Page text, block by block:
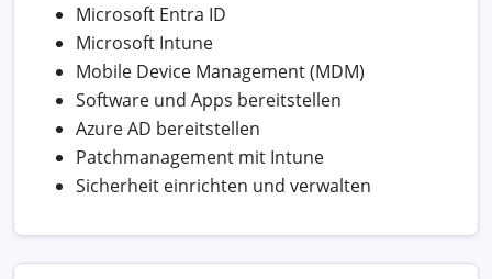
Microsoft Entra ID
Microsoft Intune
Mobile Device Management (MDM)
Software und Apps bereitstellen
Azure AD bereitstellen
Patchmanagement mit Intune
Sicherheit einrichten und verwalten